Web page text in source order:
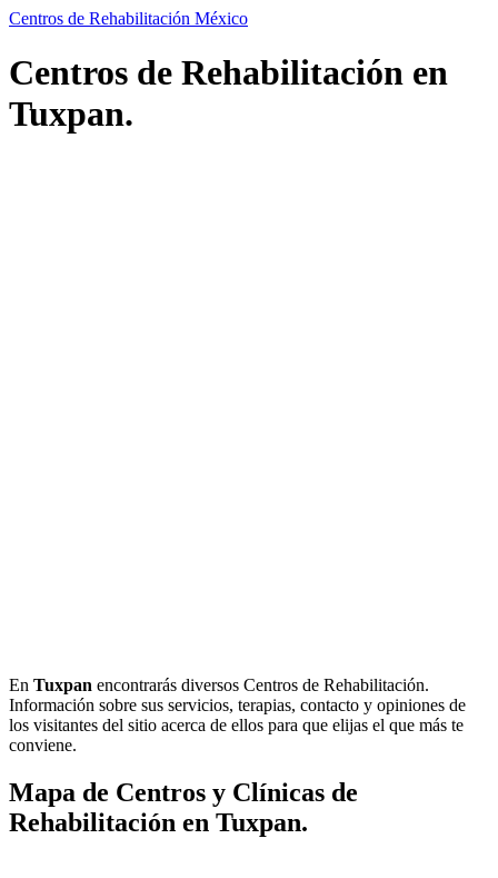
Centros de Rehabilitación México
Centros de Rehabilitación en
Tuxpan.
En Tuxpan encontrarás diversos Centros de Rehabilitación.
Información sobre sus servicios, terapias, contacto y opiniones de
los visitantes del sitio acerca de ellos para que elijas el que más te
conviene.
Mapa de Centros y Clínicas de
Rehabilitación en Tuxpan.